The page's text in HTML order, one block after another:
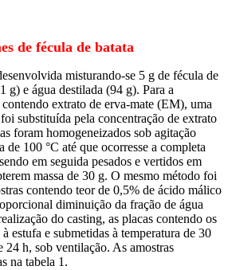
de fécula de batata
misturando-se 5 g de fécula de
g) e água destilada (94 g). Para a
contendo extrato de erva-mate (EM), uma
substituída pela concentração de extrato
foram homogeneizados sob agitação
de 100 °C até que ocorresse a completa
em seguida pesados e vertidos em
massa de 30 g. O mesmo método foi
contendo teor de 0,5% de ácido málico
diminuição da fração de água
do casting, as placas contendo os
estufa e submetidas à temperatura de 30
24 h, sob ventilação. As amostras
na tabela 1.